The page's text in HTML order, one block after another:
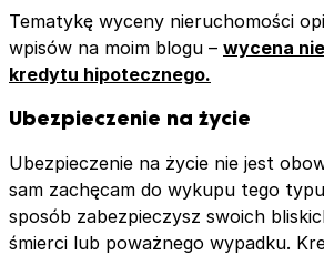
Tematykę wyceny nieruchomości
wpisów na moim blogu – wycena
kredytu hipotecznego.
Ubezpieczenie na życie
Ubezpieczenie na życie nie jest
sam zachęcam do wykupu tego
sposób zabezpieczysz swoich
śmierci lub poważnego wypadku.